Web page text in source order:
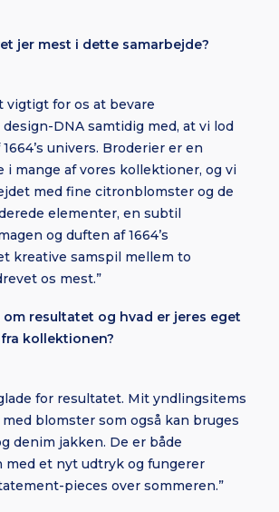
jer mest i dette samarbejde?
vigtigt for os at bevare
design-DNA samtidig med, at vi lod
univers. Broderier er en
i mange af vores kollektioner, og vi
med fine citronblomster og de
elementer, en subtil
og duften af 1664’s
kreative samspil mellem to
os mest.”
resultatet og hvad er jeres eget
kollektionen?
for resultatet. Mit yndlingsitems
blomster som også kan bruges
denim jakken. De er både
med et nyt udtryk og fungerer
pieces over sommeren.”